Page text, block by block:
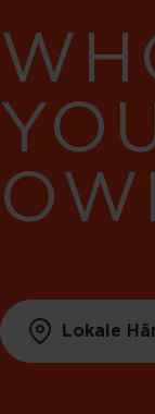
Lokale